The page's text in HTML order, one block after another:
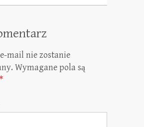
mail nie zostanie
Wymagane pola są
*